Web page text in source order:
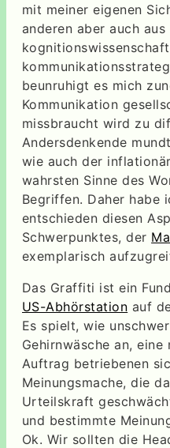
mit meiner eigenen
anderen aber auch aus
beunruhigt es mich
Kommunikation
missbraucht wird zu
Andersdenkende
wie auch der
wahrsten Sinne des
Begriffen. Daher habe
entschieden diesen
Schwerpunktes, der
exemplarisch
Das Graffiti ist ein
US-Abhörstation auf
Es spielt, wie
Gehirnwäsche an,
Auftrag betriebenen
Meinungsmache, die
Urteilskraft
und bestimmte
Ok. Wir sollten die